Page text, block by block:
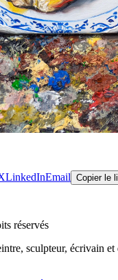
LinkedInEmail Copier le
réservés
sculpteur, écrivain et